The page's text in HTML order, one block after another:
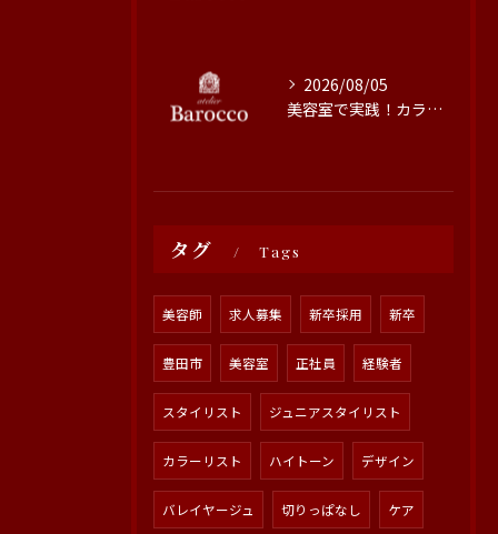
2026/08/05
美容室で実践！カラーの色持ちを高める方法
タグ Tags
美容師 求人募集 新卒採用 新卒
豊田市 美容室 正社員 経験者
スタイリスト ジュニアスタイリスト
カラーリスト ハイトーン デザイン
バレイヤージュ 切りっぱなし ケア